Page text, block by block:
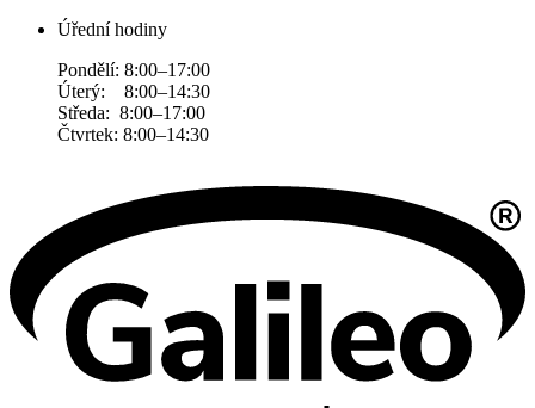
Úřední hodiny
Pondělí: 8:00–17:00
Úterý: 8:00–14:30
Středa: 8:00–17:00
Čtvrtek: 8:00–14:30